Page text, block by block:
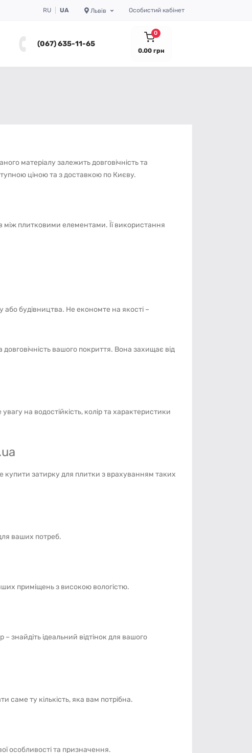
RU UA Львів Особистий кабінет
(067) 635-11-65
0
0.00 грн
матеріалу залежить довговічність та
ціною та з доставкою по Києву.
між плитковими елементами. Її використання
будівництва. Не економте на якості –
вашого покриття. Вона захищає від
на водостійкість, колір та характеристики
затирку для плитки з врахуванням таких
ваших потреб.
приміщень з високою вологістю.
знайдіть ідеальний відтінок для вашого
саме ту кількість, яка вам потрібна.
особливості та призначення.